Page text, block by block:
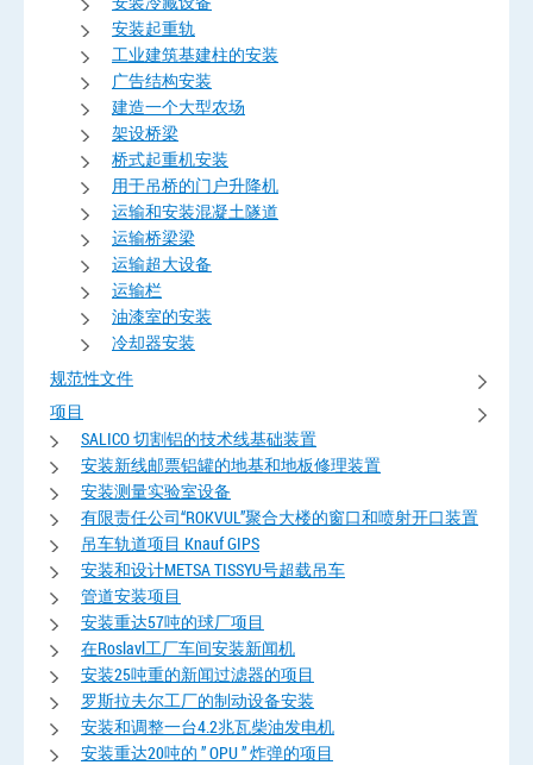
安装起重轨
工业建筑基建柱的安装
广告结构安装
建造一个大型农场
架设桥梁
桥式起重机安装
用于吊桥的门户升降机
运输和安装混凝土隧道
运输桥梁梁
运输超大设备
运输栏
油漆室的安装
冷却器安装
规范性文件
项目
SALICO 切割铝的技术线基础装置
安装新线邮票铝罐的地基和地板修理装置
安装测量实验室设备
有限责任公司“ROKVUL”聚合大楼的窗口和喷射开口装置
吊车轨道项目 Knauf GIPS
安装和设计METSA TISSYU号超载吊车
管道安装项目
安装重达57吨的球厂项目
在Roslavl工厂车间安装新闻机
安装25吨重的新闻过滤器的项目
罗斯拉夫尔工厂的制动设备安装
安装和调整一台4.2兆瓦柴油发电机
安装重达20吨的 ” OPU ” 炸弹的项目